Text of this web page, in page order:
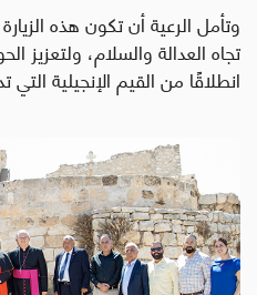
وتأمل الرعية أن تكون هذه
تجاه العدالة والسلام، ولتعزيز
انطلاقًا من القيم الإنجيلية